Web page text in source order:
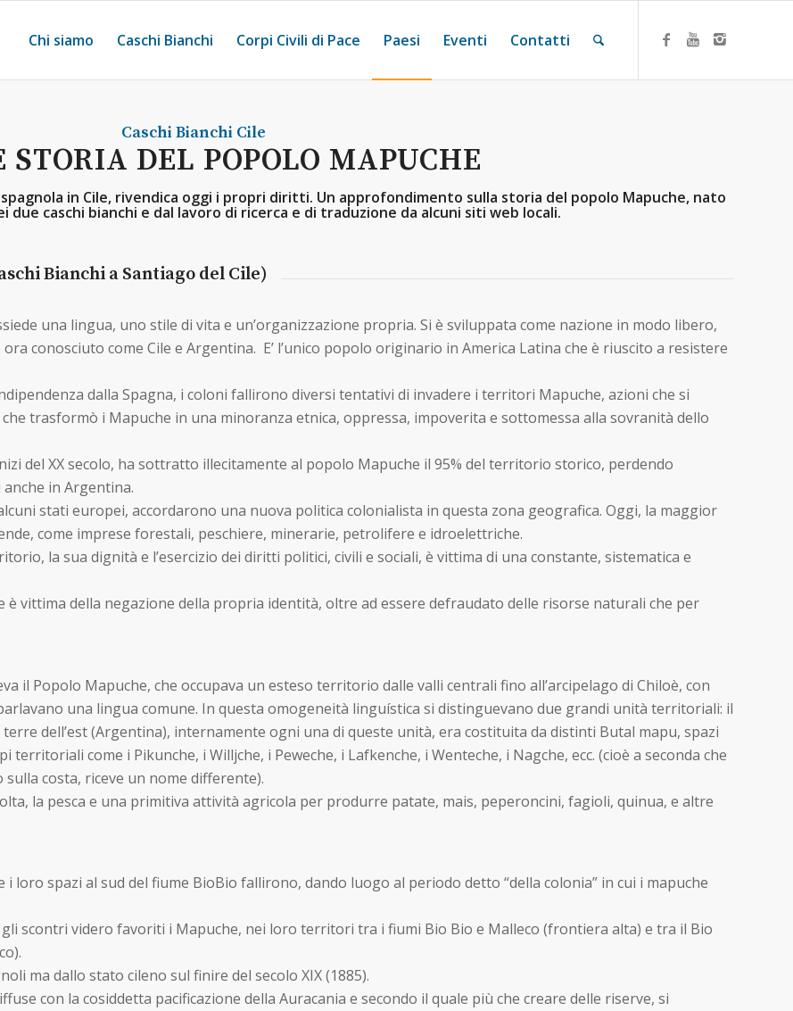
Chi siamo Caschi Bianchi Corpi Civili di Pace Paesi Eventi Contatti
Caschi Bianchi Cile
STORIA DEL POPOLO MAPUCHE
in Cile, rivendica oggi i propri diritti. Un approfondimento sulla storia del popolo Mapuche, nato
due caschi bianchi e dal lavoro di ricerca e di traduzione da alcuni siti web locali.
Bianchi a Santiago del Cile)
una lingua, uno stile di vita e un’organizzazione propria. Si è sviluppata come nazione in modo libero,
conosciuto come Cile e Argentina. E’ l’unico popolo originario in America Latina che è riuscito a resistere
dalla Spagna, i coloni fallirono diversi tentativi di invadere i territori Mapuche, azioni che si
trasformò i Mapuche in una minoranza etnica, oppressa, impoverita e sottomessa alla sovranità dello
del XX secolo, ha sottratto illecitamente al popolo Mapuche il 95% del territorio storico, perdendo
in Argentina.
stati europei, accordarono una nuova politica colonialista in questa zona geografica. Oggi, la maggior
come imprese forestali, peschiere, minerarie, petrolifere e idroelettriche.
la sua dignità e l’esercizio dei diritti politici, civili e sociali, è vittima di una constante, sistematica e
vittima della negazione della propria identità, oltre ad essere defraudato delle risorse naturali che per
il Popolo Mapuche, che occupava un esteso territorio dalle valli centrali fino all’arcipelago di Chiloè, con
una lingua comune. In questa omogeneità linguística si distinguevano due grandi unità territoriali: il
dell’est (Argentina), internamente ogni una di queste unità, era costituita da distinti Butal mapu, spazi
come i Pikunche, i Willjche, i Peweche, i Lafkenche, i Wenteche, i Nagche, ecc. (cioè a seconda che
costa, riceve un nome differente).
la pesca e una primitiva attività agricola per produrre patate, mais, peperoncini, fagioli, quinua, e altre
loro spazi al sud del fiume BioBio fallirono, dando luogo al periodo detto “della colonia” in cui i mapuche
scontri videro favoriti i Mapuche, nei loro territori tra i fiumi Bio Bio e Malleco (frontiera alta) e tra il Bio
ma dallo stato cileno sul finire del secolo XIX (1885).
con la cosiddetta pacificazione della Auracania e secondo il quale più che creare delle riserve, si